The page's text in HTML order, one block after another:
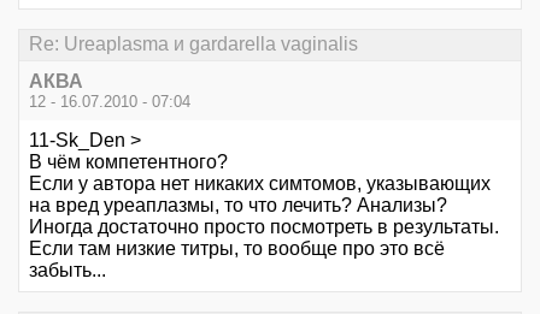
Re: Ureaplasma и gardarella vaginalis
АКВА
12 - 16.07.2010 - 07:04
11-Sk_Den >
В чём компетентного?
Если у автора нет никаких симтомов, указывающих
на вред уреаплазмы, то что лечить? Анализы?
Иногда достаточно просто посмотреть в результаты.
Если там низкие титры, то вообще про это всё
забыть...